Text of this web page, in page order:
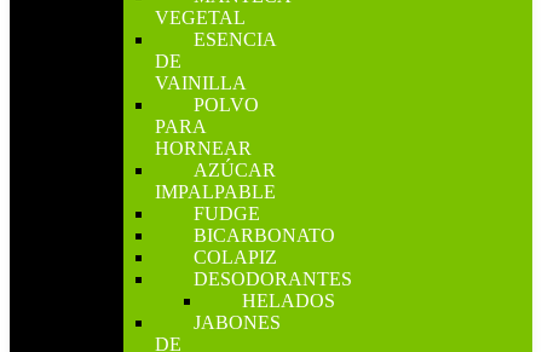
VEGETAL
ESENCIA
DE
VAINILLA
POLVO
PARA
HORNEAR
AZÚCAR
IMPALPABLE
FUDGE
BICARBONATO
COLAPIZ
DESODORANTES
HELADOS
JABONES
DE